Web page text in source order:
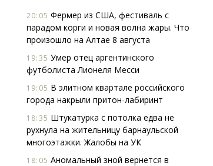
20:05 Фермер из США, фестиваль с
парадом корги и новая волна жары. Что
произошло на Алтае 8 августа
19:35 Умер отец аргентинского
футболиста Лионеля Месси
19:05 В элитном квартале российского
города накрыли притон-лабиринт
18:35 Штукатурка с потолка едва не
рухнула на жительницу барнаульской
многоэтажки. Жалобы на УК
18:05 Аномальный зной вернется в